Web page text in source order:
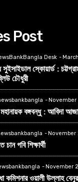
Post
Desk -
স্কোয়ার্ড :
চৌধুরী
-November
বঙ্গবন্ধু : আবিদা
-November
চান গবি শিক্ষার্থী
-November
কমিশনার ওয়ালী উল্লাহ